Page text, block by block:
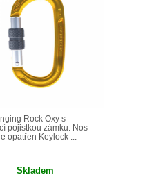
Rock Oxy s
pojistkou zámku. Nos
opatřen Keylock ...
Skladem